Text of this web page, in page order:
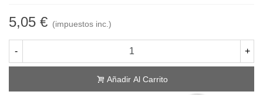
5,05 € (impuestos inc.)
- +
Añadir Al Carrito